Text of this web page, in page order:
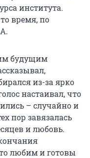
института.
время, по
будущим
из-за ярко
настаивал, что
– случайно и
пор завязалась
и любовь.
любим и готовы